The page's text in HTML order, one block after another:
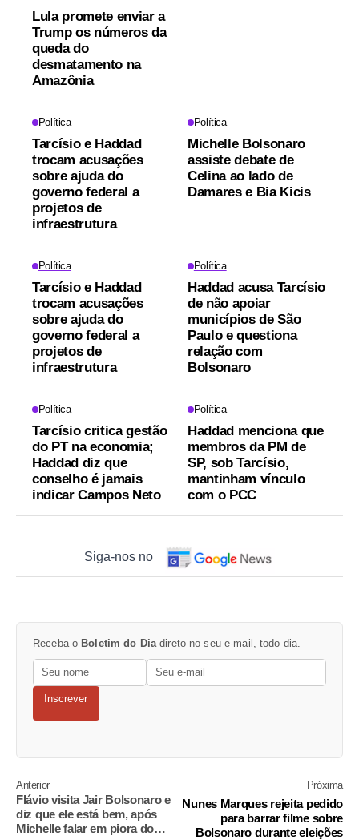
Lula promete enviar a
Trump os números da
queda do
desmatamento na
Amazônia
Política
Tarcísio e Haddad
trocam acusações
sobre ajuda do
governo federal a
projetos de
infraestrutura
Política
Michelle Bolsonaro
assiste debate de
Celina ao lado de
Damares e Bia Kicis
Política
Tarcísio e Haddad
trocam acusações
sobre ajuda do
governo federal a
projetos de
infraestrutura
Política
Haddad acusa Tarcísio
de não apoiar
municípios de São
Paulo e questiona
relação com
Bolsonaro
Política
Tarcísio critica gestão
do PT na economia;
Haddad diz que
conselho é jamais
indicar Campos Neto
Política
Haddad menciona que
membros da PM de
SP, sob Tarcísio,
mantinham vínculo
com o PCC
Siga-nos no
Receba o Boletim do Diadireto no seu e-mail, todo dia.
Inscrever
Anterior
Flávio visita Jair Bolsonaro e
diz que ele está bem, após
Michelle falar em piora do
Próxima
Nunes Marques rejeita pedido
para barrar filme sobre
Bolsonaro durante eleições